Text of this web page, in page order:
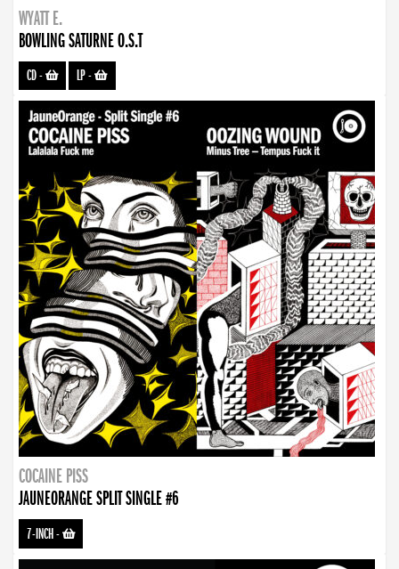
WYATT E.
BOWLING SATURNE O.S.T
CD- LP-
COCAINE PISS
JAUNEORANGE SPLIT SINGLE #6
7-INCH-